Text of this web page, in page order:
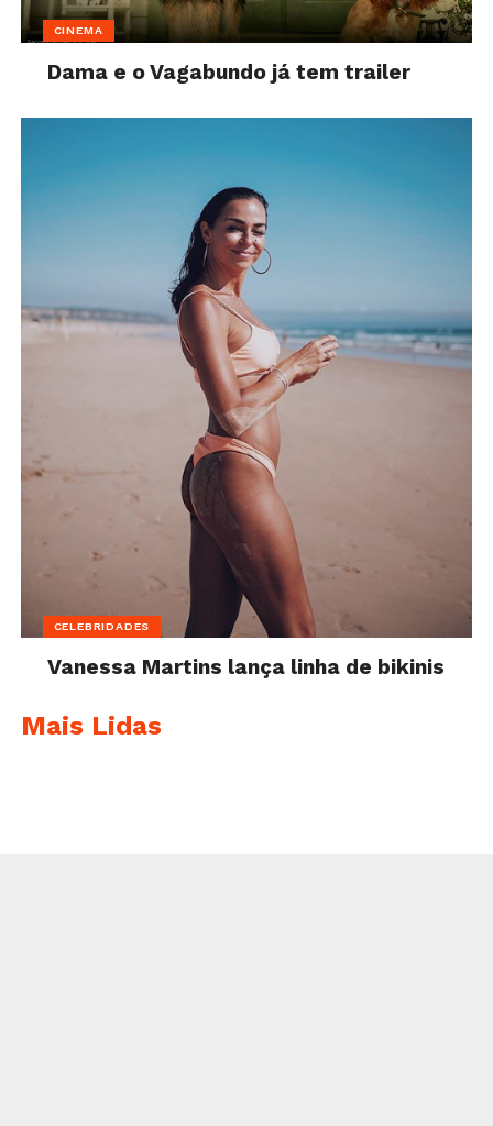
CINEMA
Dama e o Vagabundo já tem trailer
CELEBRIDADES
Vanessa Martins lança linha de bikinis
Mais Lidas